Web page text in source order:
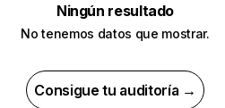
Ningún resultado
No tenemos datos que mostrar.
Consigue tu auditoría →